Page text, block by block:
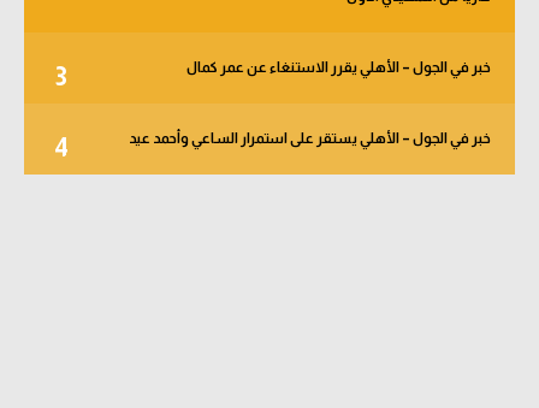
3 خبر في الجول – الأهلي يقرر الاستنغاء عن عمر كمال
4 خبر في الجول – الأهلي يستقر على استمرار الساعي وأحمد عيد